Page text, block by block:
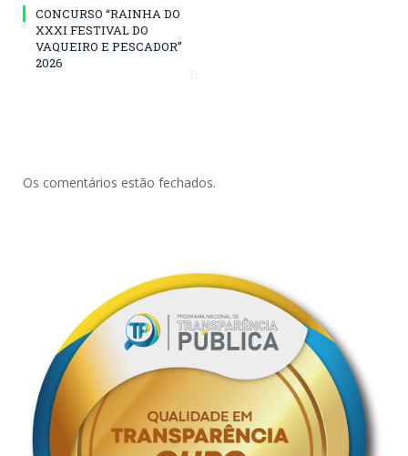
CONCURSO “RAINHA DO
XXXI FESTIVAL DO
VAQUEIRO E PESCADOR”
2026
Os comentários estão fechados.